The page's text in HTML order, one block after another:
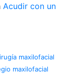
Acudir con un
maxilofacial
maxilofacial